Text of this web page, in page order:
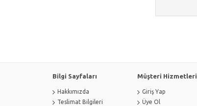
Bilgi Sayfaları
Hakkımızda
Teslimat Bilgileri
Müşteri Hizmetleri
Giriş Yap
Üye Ol